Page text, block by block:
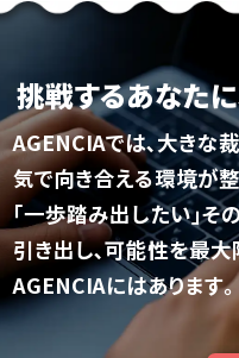
挑戦するあなた
AGENCIAでは､大きな
気で向き合える環境が
｢一歩踏み出したい｣そ
引き出し､可能性を最大
AGENCIAにはあります｡